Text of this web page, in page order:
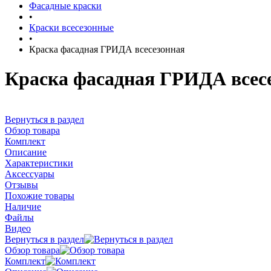
Фасадные краски
•
Краски всесезонные
•
Краска фасадная ГРИДА всесезонная
Краска фасадная ГРИДА
Вернуться в раздел
Обзор товара
Комплект
Описание
Характеристики
Аксессуары
Отзывы
Похожие товары
Наличие
Файлы
Видео
Вернуться в раздел
Обзор товара
Комплект